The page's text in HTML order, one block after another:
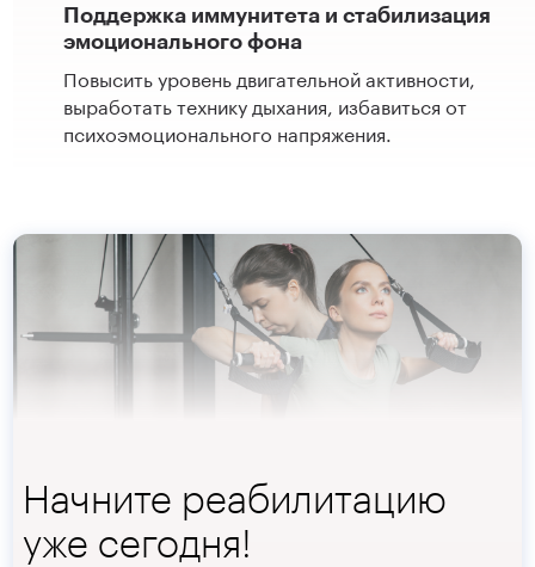
Поддержка иммунитета и стабилизация
эмоционального фона
Повысить уровень двигательной активности,
выработать технику дыхания, избавиться от
психоэмоционального напряжения.
Начните реабилитацию
уже сегодня!